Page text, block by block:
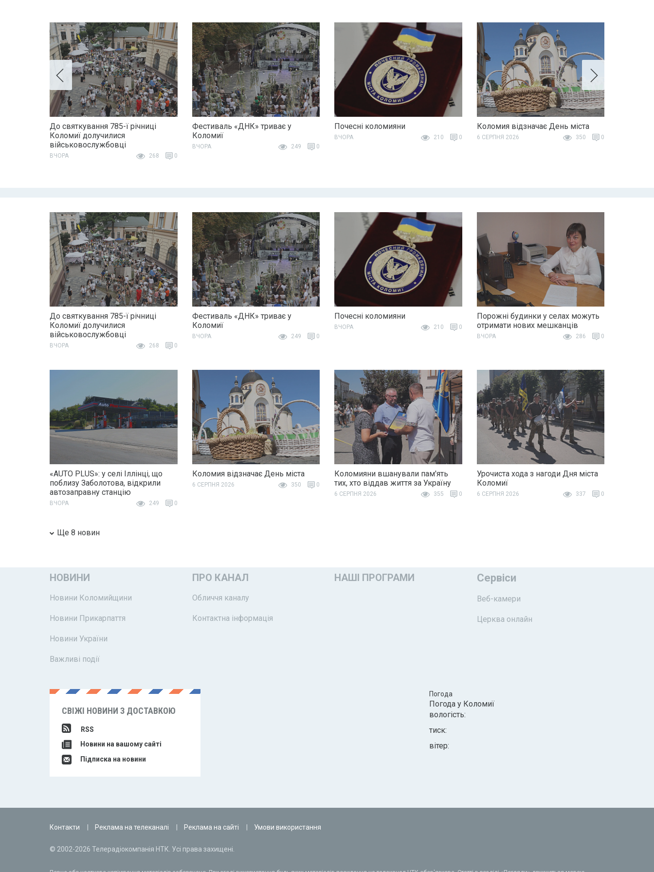
До святкування 785-ї річниці
Коломиї долучилися
військовослужбовці
ВЧОРА 268 0
Фестиваль «ДНК» триває у
Коломиї
ВЧОРА 249 0
Почесні коломияни
ВЧОРА 210 0
Коломия відзначає День міста
6 СЕРПНЯ 2026 350 0
До святкування 785-ї річниці
Коломиї долучилися
військовослужбовці
ВЧОРА 268 0
Фестиваль «ДНК» триває у
Коломиї
ВЧОРА 249 0
Почесні коломияни
ВЧОРА 210 0
Порожні будинки у селах можуть
отримати нових мешканців
ВЧОРА 286 0
«AUTO PLUS»: у селі Іллінці, що
поблизу Заболотова, відкрили
автозаправну станцію
ВЧОРА 249 0
Коломия відзначає День міста
6 СЕРПНЯ 2026 350 0
Коломияни вшанували пам'ять
тих, хто віддав життя за Україну
6 СЕРПНЯ 2026 355 0
Урочиста хода з нагоди Дня міста
Коломиї
6 СЕРПНЯ 2026 337 0
Ще 8 новин
НОВИНИ
Новини Коломийщини
Новини Прикарпаття
Новини України
Важливі події
ПРО КАНАЛ
Обличчя каналу
Контактна інформація
НАШІ ПРОГРАМИ Сервіси
Веб-камери
Церква онлайн
СВІЖІ НОВИНИ З ДОСТАВКОЮ
RSS
Новини на вашому сайті
Підписка на новини
Погода
Погода у Коломиї
вологість:
тиск:
вітер:
Контакти Реклама на телеканалі Реклама на сайті Умови використання
© 2002-2026 Телерадіокомпанія НТК. Усі права захищені.